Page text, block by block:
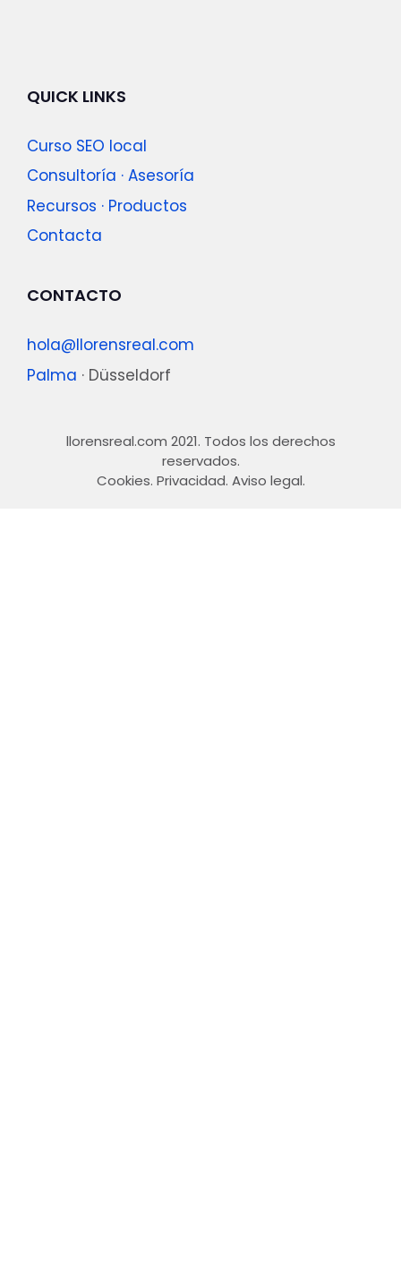
QUICK LINKS
Curso SEO local
Consultoría · Asesoría
Recursos · Productos
Contacta
CONTACTO
hola@llorensreal.com
Palma · Düsseldorf
llorensreal.com 2021. Todos los derechos
reservados.
Cookies. Privacidad. Aviso legal.